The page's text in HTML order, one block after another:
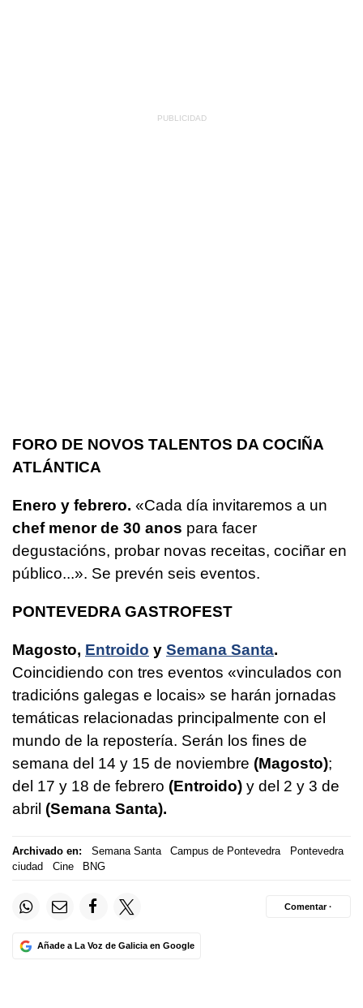
FORO DE NOVOS TALENTOS DA COCIÑA
ATLÁNTICA
Enero y febrero. «Cada día invitaremos a un
chef menor de 30 anos para facer
degustacións, probar novas receitas, cociñar en
público...». Se prevén seis eventos.
PONTEVEDRA GASTROFEST
Magosto, Entroido y Semana Santa.
Coincidiendo con tres eventos «vinculados con
tradicións galegas e locais» se harán jornadas
temáticas relacionadas principalmente con el
mundo de la repostería. Serán los fines de
semana del 14 y 15 de noviembre (Magosto);
del 17 y 18 de febrero (Entroido) y del 2 y 3 de
abril (Semana Santa).
Archivado en: Semana Santa Campus de Pontevedra
Pontevedra
ciudad
Cine BNG
Añade a La Voz de Galicia en Google
Comentar ·